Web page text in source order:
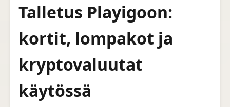
Talletus Playigoon:
kortit, lompakot ja
kryptovaluutat
käytössä